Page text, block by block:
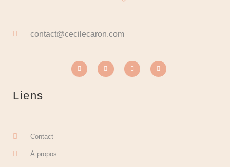
contact@cecilecaron.com
Liens
Contact
À propos